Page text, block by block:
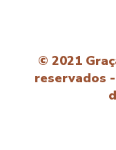
© 2021
reservados